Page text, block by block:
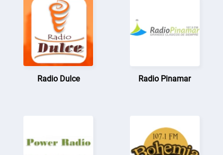
Radio Dulce Radio Pinamar